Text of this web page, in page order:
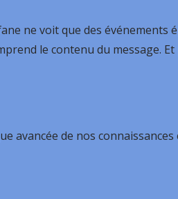
ne voit que des événements
le contenu du message.
avancée de nos